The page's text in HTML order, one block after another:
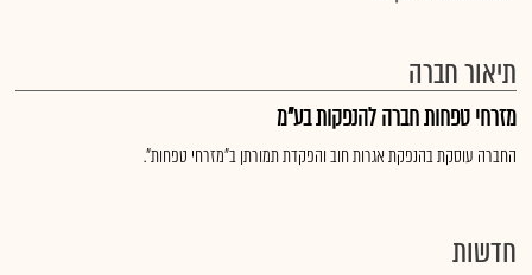
תיאור חברה
מזרחי טפחות חברה להנפקות בע"מ
החברה עוסקת בהנפקת אגרות חוב והפקדת תמורתן ב"מזרחי טפחות".
חדשות